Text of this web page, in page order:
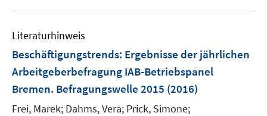
u
F
Literaturhinweis
Beschäftigungstrends: Ergebnisse der jährlichen
Arbeitgeberbefragung IAB-Betriebspanel
Bremen. Befragungswelle 2015 (2016)
Frei, Marek; Dahms, Vera; Prick, Simone;